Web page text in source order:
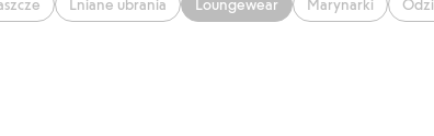
Lniane ubrania Loungewear Marynarki